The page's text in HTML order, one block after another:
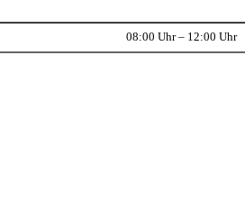
08:00 Uhr – 12:00 Uhr